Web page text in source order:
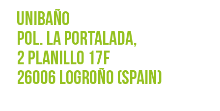
UNIBAÑO
POL. La Portalada,
2 PLANILLO 17F
26006 LOGROÑO (SPAIN)